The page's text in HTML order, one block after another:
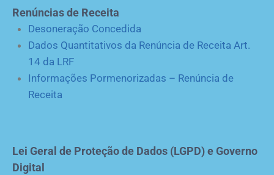
Renúncias de Receita
Desoneração Concedida
Dados Quantitativos da Renúncia de Receita Art.
14 da LRF
Informações Pormenorizadas – Renúncia de
Receita
Lei Geral de Proteção de Dados (LGPD) e Governo
Digital